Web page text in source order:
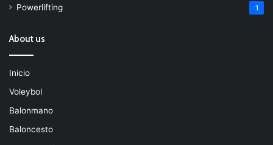
Powerlifting 1
About us
Inicio
Voleybol
Balonmano
Baloncesto